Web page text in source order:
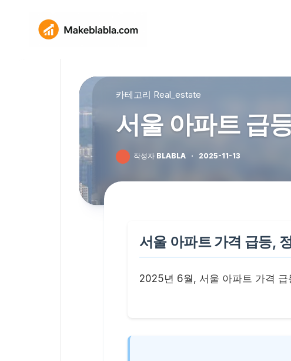
카테고리 Real_estate
서울 아파트 급
작성자 BLABLA · 2025-11-13
서울 아파트 가격 급등,
2025년 6월, 서울 아파트 가격